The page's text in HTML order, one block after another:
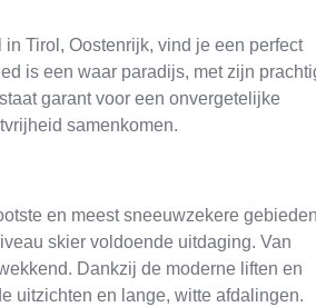
Tirol, Oostenrijk, vind je een perfect
is een waar paradijs, met zijn
garant voor een onvergetelijke
samenkomen.
en meest sneeuwzekere
skier voldoende uitdaging. Van
Dankzij de moderne liften en
uitzichten en lange, witte afdalingen.